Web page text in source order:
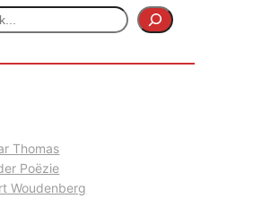
Thomas
Poëzie
Woudenberg